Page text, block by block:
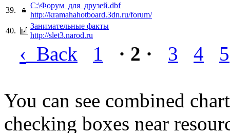
39.
C:\Форум_для_друзей.dbf
http://kramahahotboard.3dn.ru/forum/
40.
Занимательные факты
http://slet3.narod.ru
‹ Back 1 · 2 · 3 4 5
You can see combined
checking boxes near